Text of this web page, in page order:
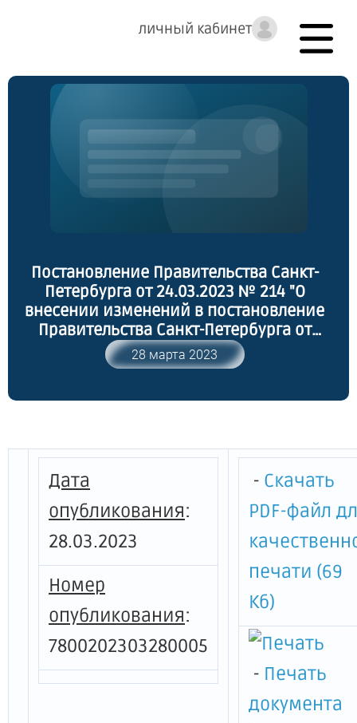
личный кабинет
Постановление Правительства Санкт-
Петербурга от 24.03.2023 № 214 "О
внесении изменений в постановление
Правительства Санкт-Петербурга от
30.12.2022 № 1416"
28 марта 2023
Дата
опубликования:
28.03.2023
Номер
опубликования:
7800202303280005
- Скачать
PDF-файл
печати (69
Кб)
- Печать
документа